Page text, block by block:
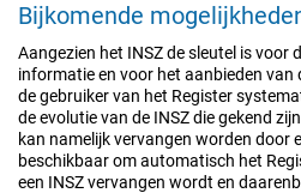
Bijkomende
Aangezien het INSZ de sleutel is voor
informatie en voor het aanbieden van
de gebruiker van het Register
de evolutie van de INSZ die gekend
kan namelijk vervangen worden door
beschikbaar om automatisch het
een INSZ vervangen wordt en